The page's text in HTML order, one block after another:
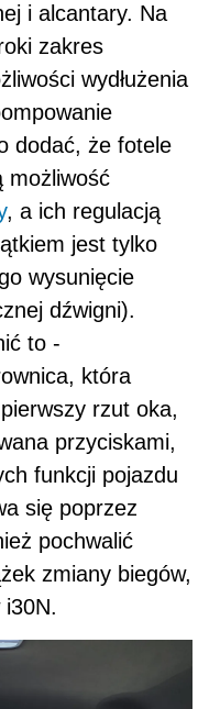
i alcantary. Na
zakres
wydłużenia
dodać, że fotele
możliwość
, a ich regulacją
jest tylko
wysunięcie
dźwigni).
to -
która
rzut oka,
przyciskami,
funkcji pojazdu
się poprzez
pochwalić
zmiany biegów,
i30N.